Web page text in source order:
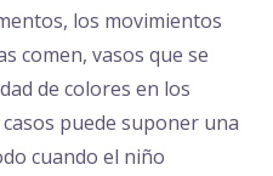
los movimientos
comen, vasos que se
de colores en los
puede suponer una
cuando el niño